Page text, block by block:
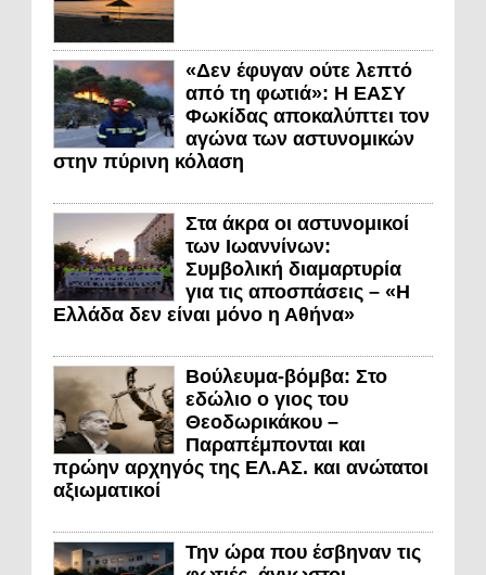
«Δεν έφυγαν ούτε λεπτό
από τη φωτιά»: Η ΕΑΣΥ
Φωκίδας αποκαλύπτει τον
αγώνα των αστυνομικών
στην πύρινη κόλαση
Στα άκρα οι αστυνομικοί
των Ιωαννίνων:
Συμβολική διαμαρτυρία
για τις αποσπάσεις – «Η
Ελλάδα δεν είναι μόνο η Αθήνα»
Βούλευμα-βόμβα: Στο
εδώλιο ο γιος του
Θεοδωρικάκου –
Παραπέμπονται και
πρώην αρχηγός της ΕΛ.ΑΣ. και ανώτατοι
αξιωματικοί
Την ώρα που έσβηναν τις